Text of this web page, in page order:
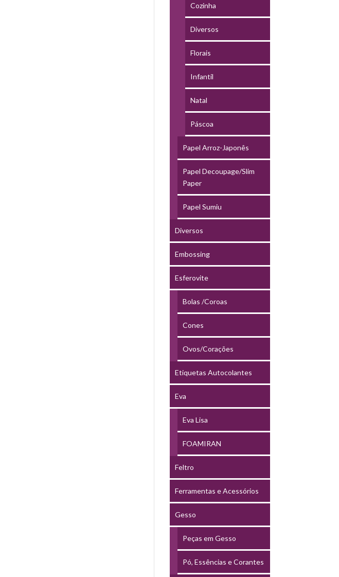
Cozinha
Diversos
Florais
Infantil
Natal
Páscoa
Papel Arroz-Japonês
Papel Decoupage/Slim
Paper
Papel Sumiu
Diversos
Embossing
Esferovite
Bolas /Coroas
Cones
Ovos/Corações
Etiquetas Autocolantes
Eva
Eva Lisa
FOAMIRAN
Feltro
Ferramentas e Acessórios
Gesso
Peças em Gesso
Pó, Essências e Corantes